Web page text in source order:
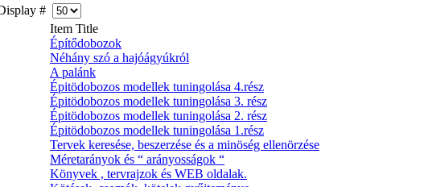
#
Item Title
Építődobozok
Néhány szó a hajóágyúkról
A palánk
Épitödobozos modellek tuningolása 4.rész
Épitödobozos modellek tuningolása 3. rész
Épitödobozos modellek tuningolása 2. rész
Épitödobozos modellek tuningolása 1.rész
Tervek keresése, beszerzése és a minöség ellenörzése
Méretarányok és “ arányosságok “
Könyvek , tervrajzok és WEB oldalak.